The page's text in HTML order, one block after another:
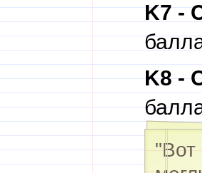
K7 -
K8 -
"Вот